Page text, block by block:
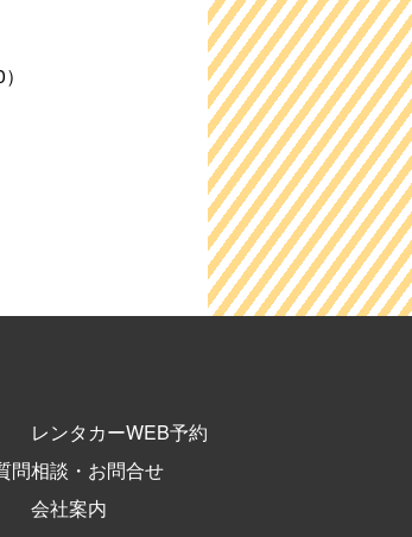
問
レンタカーWEB予約
相談・お問合せ
会社案内